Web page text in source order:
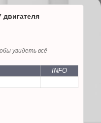
двигателя
увидеть всё
INFO